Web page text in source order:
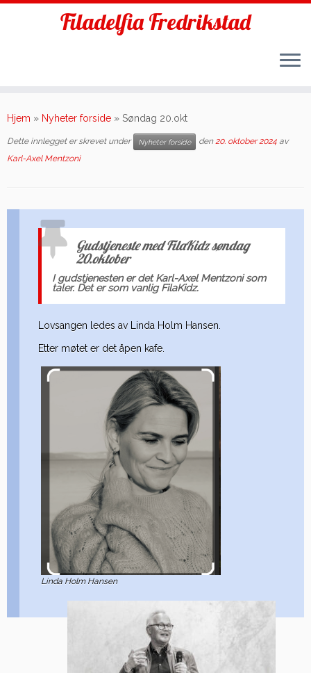
to
Filadelfia Fredrikstad
Hjem » Nyheter forside » Søndag 20.okt
Dette innlegget er skrevet under Nyheter forside den20. oktober 2024 av
Karl-Axel Mentzoni
Gudstjeneste med FilaKidz søndag
20.oktober
I gudstjenesten er det Karl-Axel Mentzoni som
taler. Det er som vanlig FilaKidz.
Lovsangen ledes av Linda Holm Hansen.
Etter møtet er det åpen kafe.
Linda Holm Hansen